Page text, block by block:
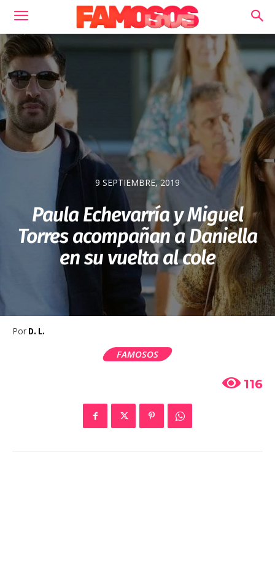
9 SEPTIEMBRE, 2019
Paula Echevarría y Miguel
Torres acompañan a Daniella
en su vuelta al cole
Por D. L.
FAMOSOS
116